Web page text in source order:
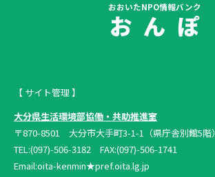
おおいたNPO情報バンク
お ん ぽ
【 サイト管理 】
大分県生活環境部協働・共助推進室
〒870-8501 大分市大手町3-1-1（県庁舎別館5階）
TEL:(097)-506-3182 FAX:(097)-506-1741
Email:oita-kenmin★pref.oita.lg.jp